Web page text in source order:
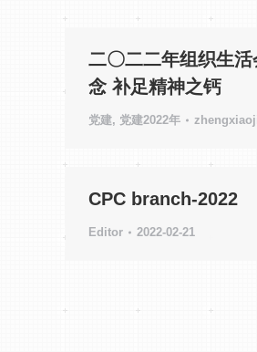
二〇二二年组织生
念 补足精神之钙
党建, 党建2022年
CPC branch-2022
Editor 2022-02-21